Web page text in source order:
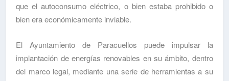
que el autoconsumo eléctrico, o bien estaba prohibido o
bien era económicamente inviable.
El Ayuntamiento de Paracuellos puede impulsar la
implantación de energías renovables en su ámbito, dentro
del marco legal, mediante una serie de herramientas a su